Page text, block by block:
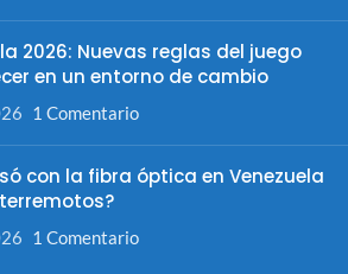
2026: Nuevas reglas del juego
en un entorno de cambio
1 Comentario
con la fibra óptica en Venezuela
1 Comentario